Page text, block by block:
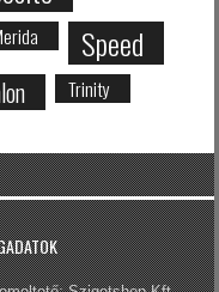
Speed
Trinity